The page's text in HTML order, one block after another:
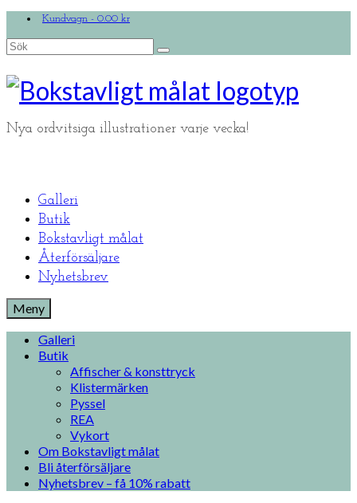
Kundvagn - 0.00 kr
Search
Nya ordvitsiga illustrationer varje vecka!
Galleri
Butik
Bokstavligt målat
Återförsäljare
Nyhetsbrev
Meny
Galleri
Butik
Affischer & konsttryck
Klistermärken
Pyssel
REA
Vykort
Om Bokstavligt målat
Bli återförsäljare
Nyhetsbrev – få 10% rabatt